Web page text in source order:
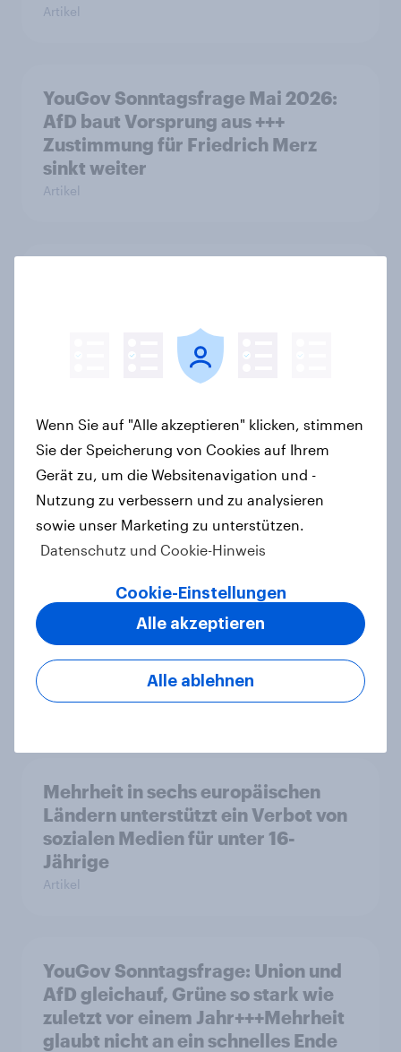
Artikel
YouGov Sonntagsfrage Mai 2026:
AfD baut Vorsprung aus +++
Zustimmung für Friedrich Merz
sinkt weiter
Artikel
Änderung des Zivildienstgesetzes?
40 Jahre Tschernobyl: Atomrisiko
wird verdrängt, kaum Vorsorge für
Ernstfall – Atomkraft bleibt
Spaltthema
Artikel
YouGov Sonntagsfrage: AfD liegt
vorn +++ Schwarz-Rot unter Druck:
Union und SPD so niedrig wie seit
Jahren nicht mehr
Artikel
Mehrheit in sechs europäischen
Ländern unterstützt ein Verbot von
sozialen Medien für unter 16-
Jährige
Artikel
YouGov Sonntagsfrage: Union und
AfD gleichauf, Grüne so stark wie
zuletzt vor einem Jahr+++Mehrheit
glaubt nicht an ein schnelles Ende
Wenn Sie auf "Alle akzeptieren" klicken, stimmen
Sie der Speicherung von Cookies auf Ihrem
Gerät zu, um die Websitenavigation und -
Nutzung zu verbessern und zu analysieren
sowie unser Marketing zu unterstützen.
Datenschutz und Cookie-Hinweis
Cookie-Einstellungen
Alle ablehnen
Alle akzeptieren